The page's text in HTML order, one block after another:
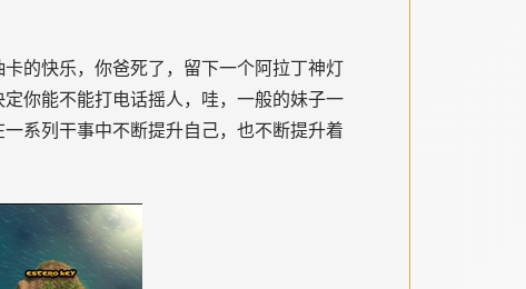
的快乐，你爸死了，留下一个阿拉丁神灯
你能不能打电话摇人，哇，一般的妹子一
系列干事中不断提升自己，也不断提升着